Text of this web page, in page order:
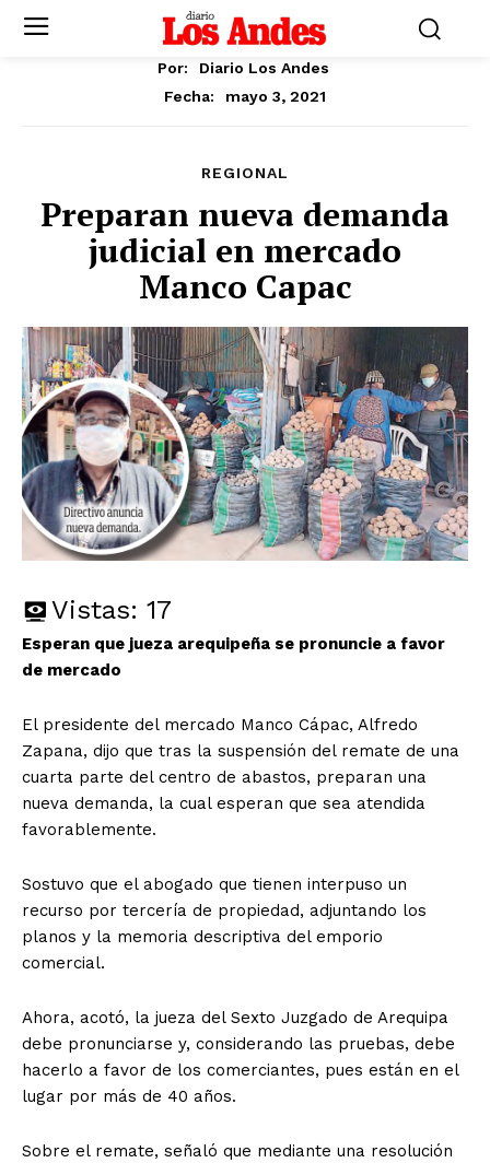
Por:
Diario Los Andes
Fecha:
mayo 3, 2021
REGIONAL
Preparan nueva demanda
judicial en mercado
Manco Capac
Vistas: 17
Esperan que jueza arequipeña se pronuncie a favor
de mercado
El presidente del mercado Manco Cápac, Alfredo
Zapana, dijo que tras la suspensión del remate de una
cuarta parte del centro de abastos, preparan una
nueva demanda, la cual esperan que sea atendida
favorablemente.
Sostuvo que el abogado que tienen interpuso un
recurso por tercería de propiedad, adjuntando los
planos y la memoria descriptiva del emporio
comercial.
Ahora, acotó, la jueza del Sexto Juzgado de Arequipa
debe pronunciarse y, considerando las pruebas, debe
hacerlo a favor de los comerciantes, pues están en el
lugar por más de 40 años.
Sobre el remate, señaló que mediante una resolución